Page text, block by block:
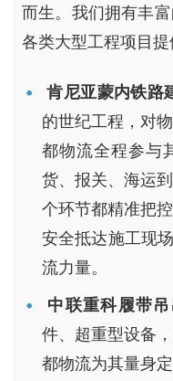
而生。我们拥有丰
各类大型工程项目提
肯尼亚蒙内铁路
的世纪工程，对
都物流全程参与
货、报关、海运
个环节都精准把
安全抵达施工现
流力量。
中联重科履带
件、超重型设备
都物流为其量身